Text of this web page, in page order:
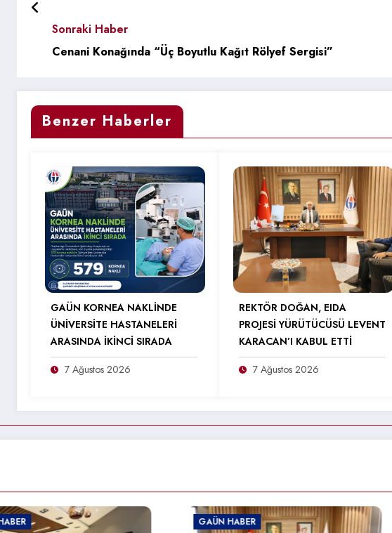
Sonraki Haber
Cenani Konağında “Üç Boyutlu Kağıt Rölyef Sergisi”
Benzer Haberler
GAÜN KORNEA NAKLİNDE
ÜNİVERSİTE HASTANELERİ
ARASINDA İKİNCİ SIRADA
7 Ağustos 2026
REKTÖR DOĞAN, EIDA
PROJESİ YÜRÜTÜCÜSÜ LEVENT
KARACAN’I KABUL ETTİ
7 Ağustos 2026
GAÜN HABER GAÜN HABER